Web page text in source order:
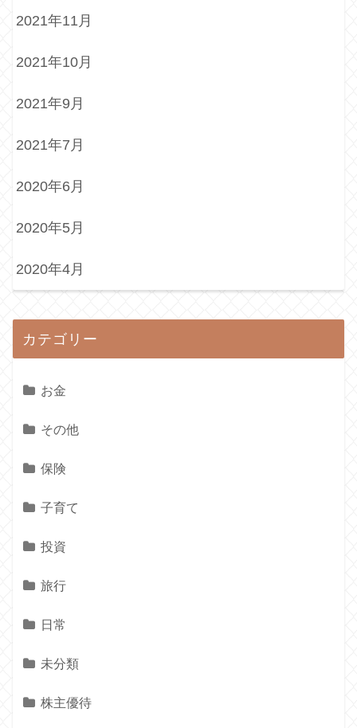
2021年11月
2021年10月
2021年9月
2021年7月
2020年6月
2020年5月
2020年4月
カテゴリー
お金
その他
保険
子育て
投資
旅行
日常
未分類
株主優待